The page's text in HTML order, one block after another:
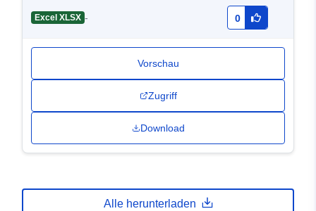
Excel XLSX - 0
Vorschau
Zugriff
Download
Alle herunterladen